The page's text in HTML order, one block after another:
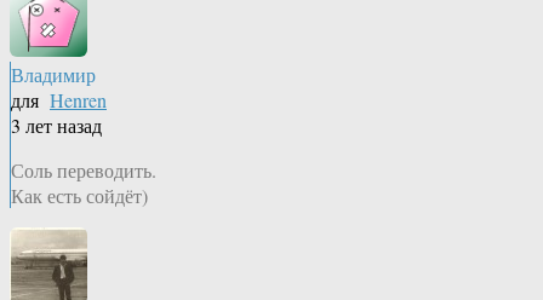
Владимир
для Henren
3 лет назад
Соль переводить.
Как есть сойдёт)